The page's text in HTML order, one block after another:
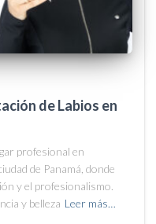
de Labios en
profesional en
de Panamá, donde
y el profesionalismo.
y belleza Leer más…